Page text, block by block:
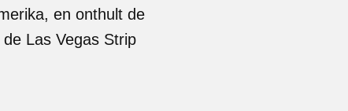
en onthult de
Las Vegas Strip